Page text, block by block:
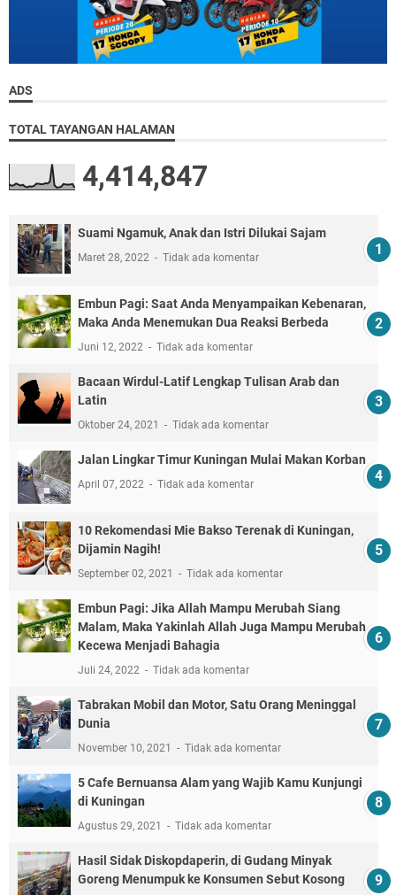
ADS
TOTAL TAYANGAN HALAMAN
4,414,847
Suami Ngamuk, Anak dan Istri Dilukai Sajam
Maret 28, 2022 Tidak ada komentar
Embun Pagi: Saat Anda Menyampaikan Kebenaran,
Maka Anda Menemukan Dua Reaksi Berbeda
Juni 12, 2022 Tidak ada komentar
Bacaan Wirdul-Latif Lengkap Tulisan Arab dan
Latin
Oktober 24, 2021 Tidak ada komentar
Jalan Lingkar Timur Kuningan Mulai Makan Korban
April 07, 2022 Tidak ada komentar
10 Rekomendasi Mie Bakso Terenak di Kuningan,
Dijamin Nagih!
September 02, 2021 Tidak ada komentar
Embun Pagi: Jika Allah Mampu Merubah Siang
Malam, Maka Yakinlah Allah Juga Mampu Merubah
Kecewa Menjadi Bahagia
Juli 24, 2022 Tidak ada komentar
Tabrakan Mobil dan Motor, Satu Orang Meninggal
Dunia
November 10, 2021 Tidak ada komentar
5 Cafe Bernuansa Alam yang Wajib Kamu Kunjungi
di Kuningan
Agustus 29, 2021 Tidak ada komentar
Hasil Sidak Diskopdaperin, di Gudang Minyak
Goreng Menumpuk ke Konsumen Sebut Kosong